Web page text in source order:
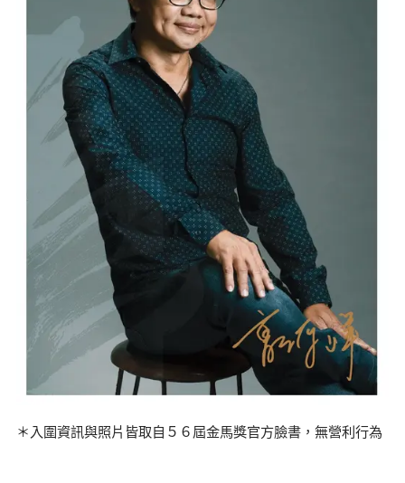
＊入圍資訊與照片皆取自５６屆金馬獎官方臉書，無營利行為